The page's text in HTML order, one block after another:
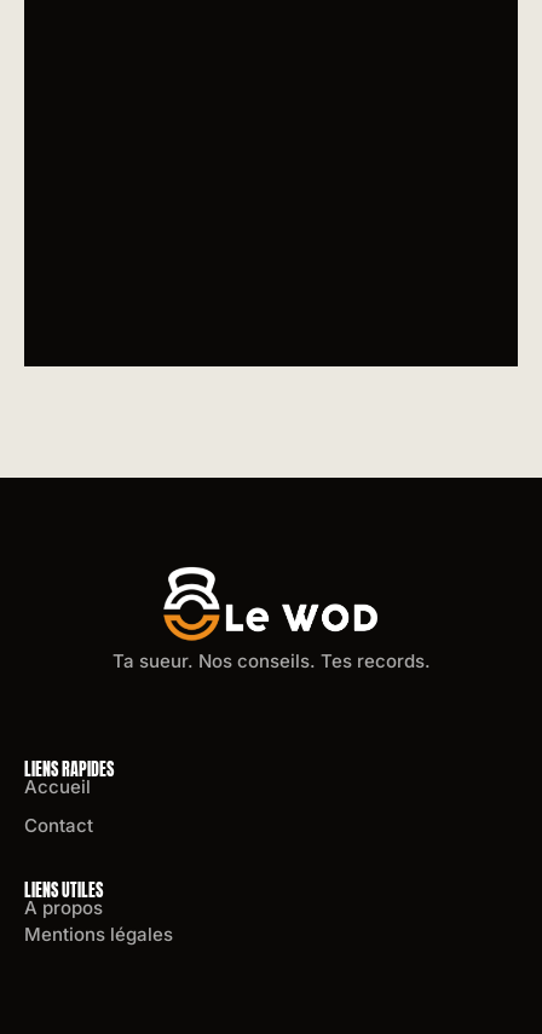
Ta sueur. Nos conseils. Tes records.
LIENS RAPIDES
Accueil
Contact
LIENS UTILES
A propos
Mentions légales